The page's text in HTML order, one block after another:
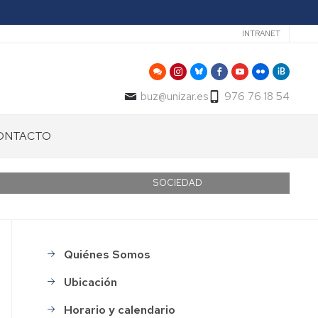
INTRANET
buz@unizar.es 976 76 18 54
SOCIEDAD
Menu_Gestion_Organización
Quiénes Somos
Ubicación
Horario y calendario